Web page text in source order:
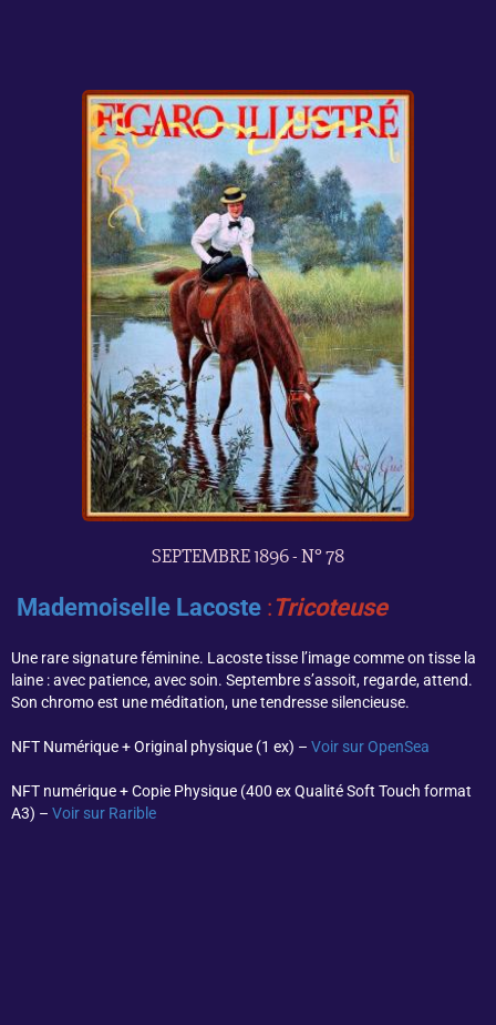
SEPTEMBRE 1896 - N° 78
Mademoiselle Lacoste :Tricoteuse
Une rare signature féminine. Lacoste tisse l’image comme on tisse la
laine : avec patience, avec soin. Septembre s’assoit, regarde, attend.
Son chromo est une méditation, une tendresse silencieuse.
NFT Numérique + Original physique (1 ex) – Voir sur OpenSea
NFT numérique + Copie Physique (400 ex Qualité Soft Touch format
A3) – Voir sur Rarible